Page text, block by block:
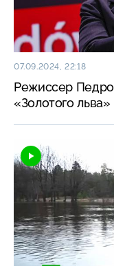
07.09.2024, 22:18
Режиссер
«Золотого